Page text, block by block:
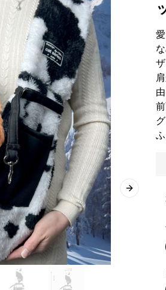
Next slide